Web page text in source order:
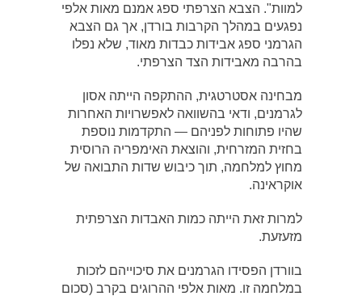
למוות". הצבא הצרפתי ספג אמנם מאות אלפי
נפגעים במהלך הקרבות בורדן, אך גם הצבא
הגרמני ספג אבידות כבדות מאוד, שלא נפלו
בהרבה מאבידות הצד הצרפתי.
מבחינה אסטרטגית, ההתקפה הייתה אסון
לגרמנים, ודאי בהשוואה לאפשרויות האחרות
שהיו פתוחות לפניהם — התקדמות נוספת
בחזית המזרחית, והוצאת האימפריה הרוסית
מחוץ למלחמה, תוך כיבוש שדות התבואה של
אוקראינה.
למרות זאת הייתה כמות האבדות הצרפתית
מזעזעת.
בוורדן הפסידו הגרמנים את סיכוייהם לזכות
במלחמה זו. מאות אלפי ההרוגים בקרב (סכום